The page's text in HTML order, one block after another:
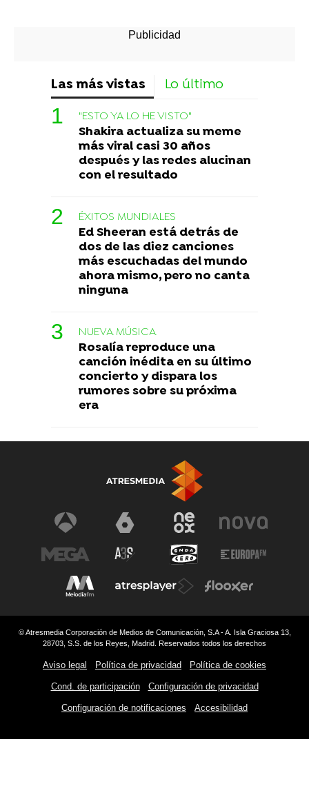
Las más vistas Lo último
"ESTO YA LO HE VISTO"
Shakira actualiza su meme
más viral casi 30 años
después y las redes alucinan
con el resultado
ÉXITOS MUNDIALES
Ed Sheeran está detrás de
dos de las diez canciones
más escuchadas del mundo
ahora mismo, pero no canta
ninguna
NUEVA MÚSICA
Rosalía reproduce una
canción inédita en su último
concierto y dispara los
rumores sobre su próxima
era
© Atresmedia Corporación de Medios de Comunicación, S.A - A. Isla Graciosa 13,
28703, S.S. de los Reyes, Madrid. Reservados todos los derechos
Aviso legal Política de privacidad Política de cookies
Cond. de participación Configuración de privacidad
Configuración de notificaciones Accesibilidad